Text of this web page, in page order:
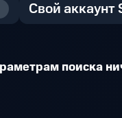
Свой аккаунт
поиска